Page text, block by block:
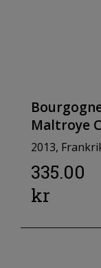
Maltroye
2013,
335.00
kr